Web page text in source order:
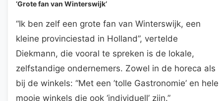
‘Grote fan van Winterswijk’
“Ik ben zelf een grote fan van Winterswijk, een
kleine provinciestad in Holland”, vertelde
Diekmann, die vooral te spreken is de lokale,
zelfstandige ondernemers. Zowel in de horeca als
bij de winkels: “Met een ’tolle Gastronomie’ en hele
mooie winkels die ook ‘individuell’ zijn.”